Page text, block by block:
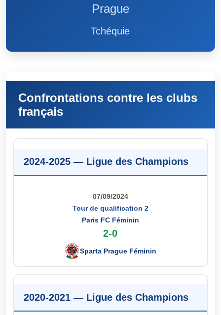
Prague
Tchéquie
Confrontations contre les clubs
français
2024-2025 — Ligue des Champions
07/09/2024
Tour de qualification 2
Paris FC Féminin
2-0
Sparta Prague Féminin
2020-2021 — Ligue des Champions